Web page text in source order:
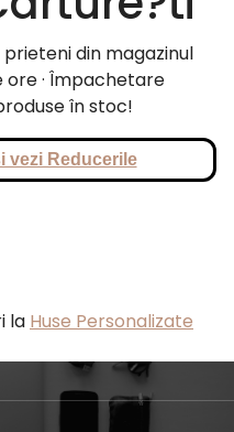
din magazinul
ore · Împachetare
în stoc!
vezi Reducerile
la Huse Personalizate